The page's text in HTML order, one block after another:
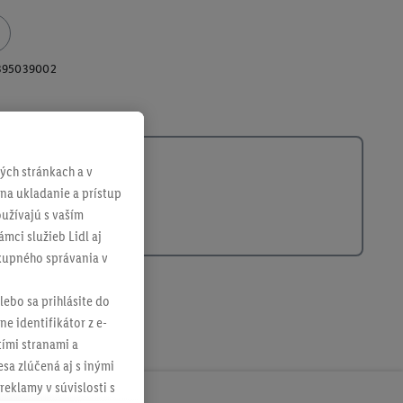
stránkach a v
ukladanie a prístup
s vaším
služieb Lidl aj
správania v
sa prihlásite do
identifikátor z e-
stranami a
zlúčená aj s inými
v súvislosti s